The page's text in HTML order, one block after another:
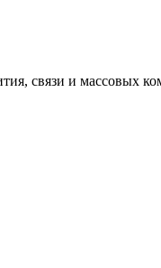
связи и массовых